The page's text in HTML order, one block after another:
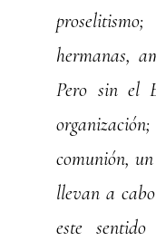
hermanas,
Pero sin el
comunión,
llevan a
este